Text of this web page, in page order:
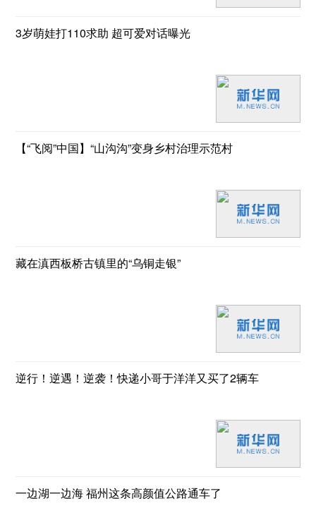
3岁萌娃打110求助 超可爱对话曝光
【“飞阅”中国】“山沟沟”变身乡村治理示范村
藏在滇西板桥古镇里的“乌铜走银”
逆行！逆遇！逆袭！快递小哥于洋洋又买了2辆车
一边湖一边海 福州这条高颜值公路通车了